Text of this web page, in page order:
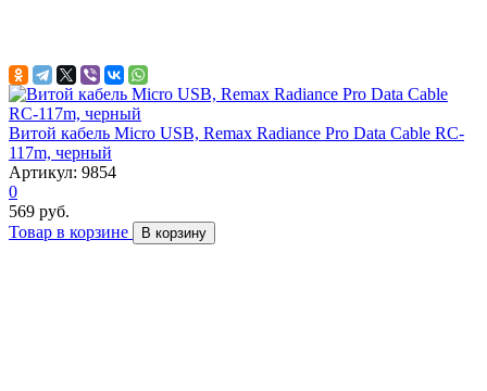
Витой кабель Micro USB, Remax Radiance Pro Data Cable RC-
117m, черный
Артикул: 9854
0
569 руб.
Товар в корзине
В корзину